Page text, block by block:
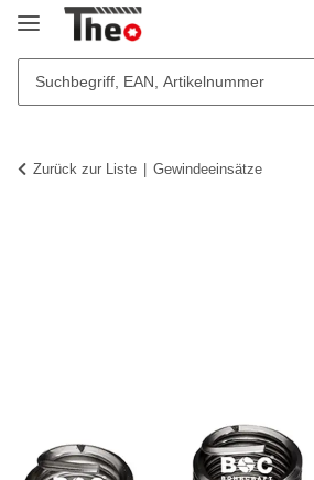
Zurück zur Liste Gewindeeinsätze